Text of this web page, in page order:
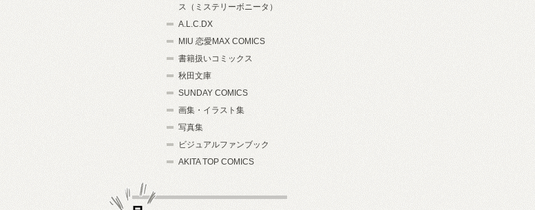
ス（ミステリーボニータ）
A.L.C.DX
MIU 恋愛MAX COMICS
書籍扱いコミックス
秋田文庫
SUNDAY COMICS
画集・イラスト集
写真集
ビジュアルファンブック
AKITA TOP COMICS